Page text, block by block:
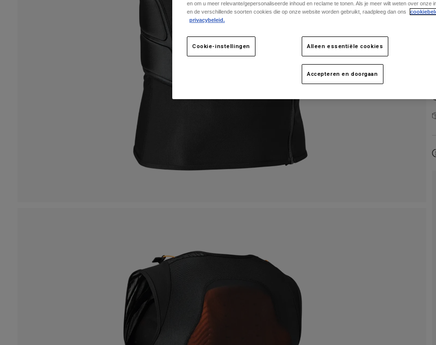
en om u meer relevante/gepersonaliseerde inhoud en reclame te tonen. Als je meer wilt weten over onze
en de verschillende soorten cookies die op onze website worden gebruikt, raadpleeg dan ons
privacybeleid.
Cookie-instellingen Alleen essentiële cookies
Accepteren en doorgaan